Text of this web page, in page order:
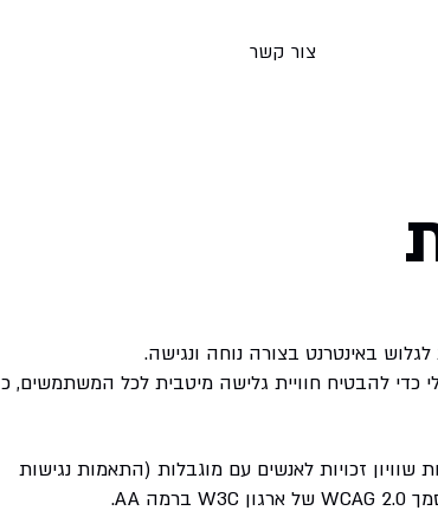
צור קשר
באינטרנט בצורה נוחה ונגישה.
להבטיח חוויית גלישה מיטבית לכל המשתמשים,
זכויות לאנשים עם מוגבלות (התאמות נגישות